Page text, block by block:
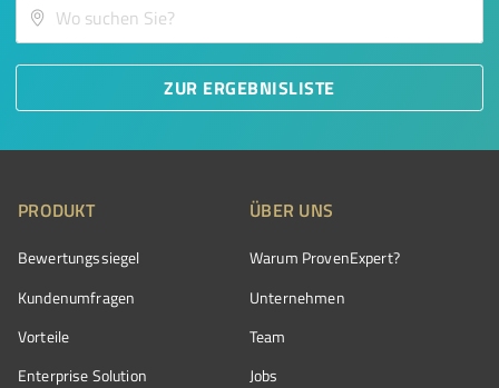
ZUR ERGEBNISLISTE
PRODUKT
Bewertungssiegel
Kundenumfragen
Vorteile
Enterprise Solution
ÜBER UNS
Warum ProvenExpert?
Unternehmen
Team
Jobs